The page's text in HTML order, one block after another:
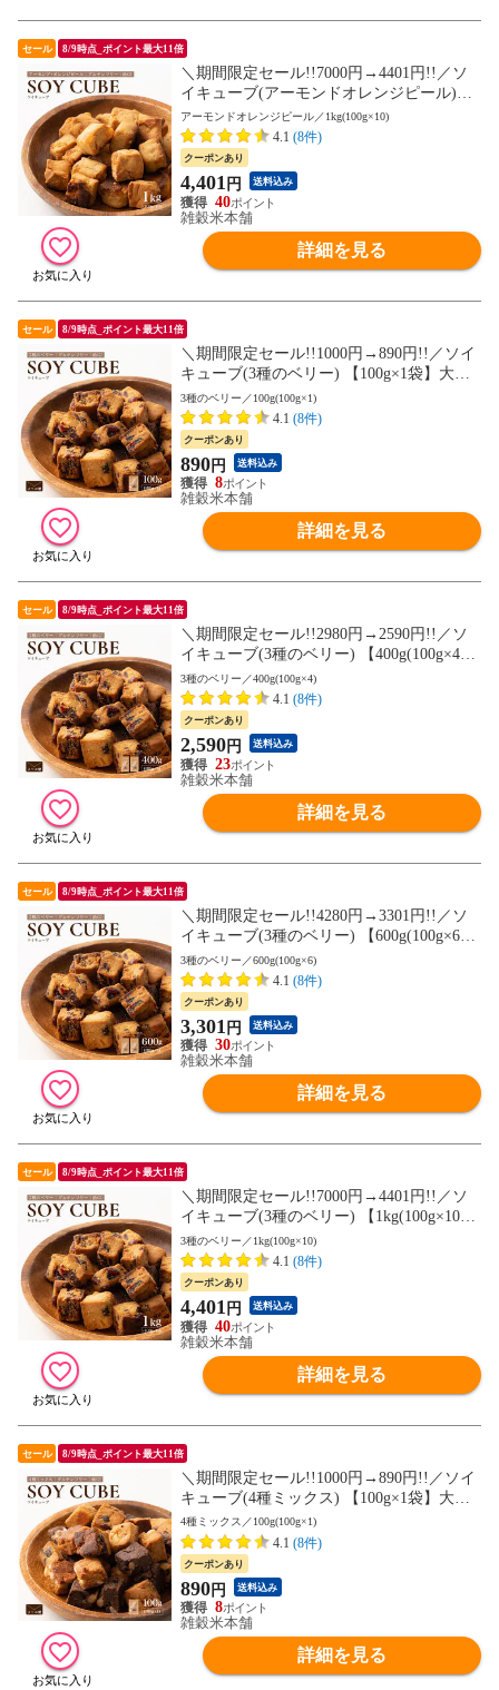
セール 8/9時点_ポイント最大11倍
＼期間限定セール!!7000円→4401円!!／ソ
イキューブ(アーモンドオレンジピール)
【1kg(100g×10袋)】大豆 大豆粉 ナッツ 小
麦粉不使用 ダイエット 間食 送料無料 非常
食(個包装・チャック付き) 初めての方おす
すめ 当店のイチオシ
アーモンドオレンジピール／1kg(100g×10)
4.1 (8件)
クーポンあり
4,401 円 送料込み
40
雑穀米本舗
詳細を見る
セール 8/9時点_ポイント最大11倍
＼期間限定セール!!1000円→890円!!／ソイ
キューブ(3種のベリー) 【100g×1袋】大豆
ミート 大豆粉 ナッツ チョコ 小麦粉不使用
ダイエット たんぱく質たっぷり 間食 送料
無料 非常食(個包装・チャック付き) 初めて
の方おすすめ 当店のイチオシ
3種のベリー／100g(100g×1)
4.1 (8件)
クーポンあり
890円 送料込み
8
雑穀米本舗
詳細を見る
セール 8/9時点_ポイント最大11倍
＼期間限定セール!!2980円→2590円!!／ソ
イキューブ(3種のベリー) 【400g(100g×4
袋)】大豆ミート 大豆粉 ナッツ チョコ 小
麦粉不使用 ダイエット たんぱく質たっぷ
り 間食 送料無料 非常食(個包装・チャック
付き) 初めての方おすすめ 当店のイチオシ
3種のベリー／400g(100g×4)
4.1 (8件)
クーポンあり
2,590円 送料込み
23
雑穀米本舗
詳細を見る
セール 8/9時点_ポイント最大11倍
＼期間限定セール!!4280円→3301円!!／ソ
イキューブ(3種のベリー) 【600g(100g×6
袋)】大豆ミート 大豆粉 ナッツ チョコ 小
麦粉不使用 ダイエット たんぱく質たっぷ
り 間食 送料無料 非常食(個包装・チャック
付き) 初めての方おすすめ 当店のイチオシ
3種のベリー／600g(100g×6)
4.1 (8件)
クーポンあり
3,301 円 送料込み
30
雑穀米本舗
詳細を見る
セール 8/9時点_ポイント最大11倍
＼期間限定セール!!7000円→4401円!!／ソ
イキューブ(3種のベリー) 【1kg(100g×10
袋)】大豆ミート 大豆粉 ナッツ チョコ 小
麦粉不使用 ダイエット たんぱく質たっぷ
り 間食 送料無料 非常食(個包装・チャック
付き) 初めての方おすすめ 当店のイチオシ
3種のベリー／1kg(100g×10)
4.1 (8件)
クーポンあり
4,401 円 送料込み
40
雑穀米本舗
詳細を見る
セール 8/9時点_ポイント最大11倍
＼期間限定セール!!1000円→890円!!／ソイ
キューブ(4種ミックス) 【100g×1袋】大豆
大豆粉 ナッツ チョコ 小麦粉不使用 ダイエ
ット 間食 送料無料 非常食(個包装・チャッ
ク付き) 初めての方おすすめ 当店のイチオ
シ
4種ミックス／100g(100g×1)
4.1 (8件)
クーポンあり
890円 送料込み
8
雑穀米本舗
詳細を見る